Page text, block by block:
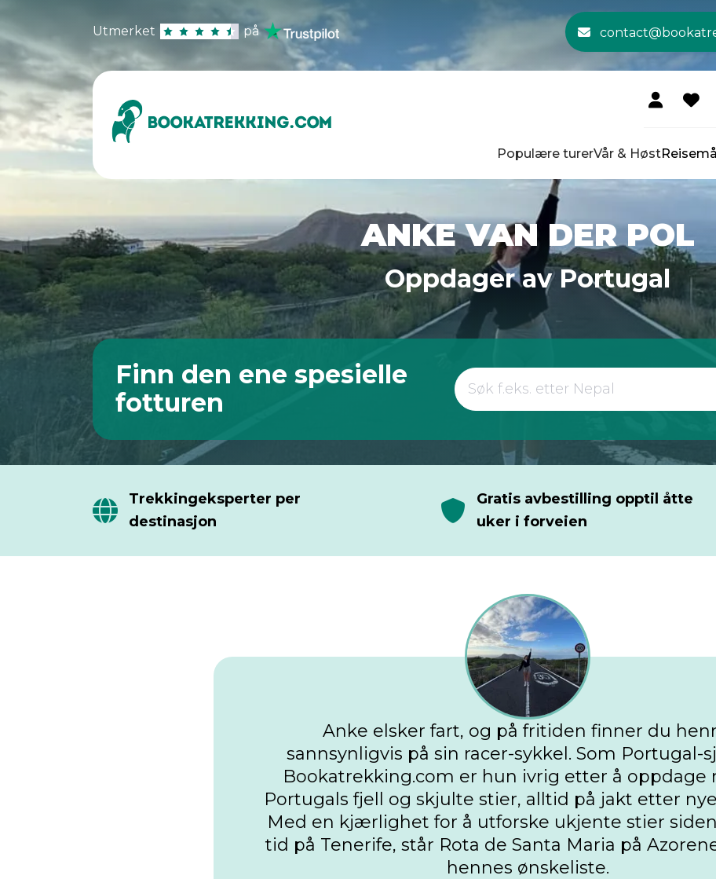
Utmerket på
Populære turerVår & Høst
ANKE VAN DER POL
Oppdager av Portugal
Finn den ene spesielle
fotturen
Trekkingeksperter per
destinasjon
Gratis avbestilling opptil åtte
uker i forveien
Anke elsker fart, og på fritiden finner du
sannsynligvis på sin racer-sykkel. Som Portugal-
Bookatrekking.com er hun ivrig etter å oppdage
Portugals fjell og skjulte stier, alltid på jakt etter
Med en kjærlighet for å utforske ukjente stier
tid på Tenerife, står Rota de Santa Maria på
hennes ønskeliste.